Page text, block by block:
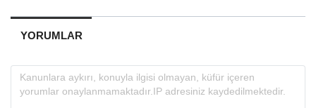
YORUMLAR